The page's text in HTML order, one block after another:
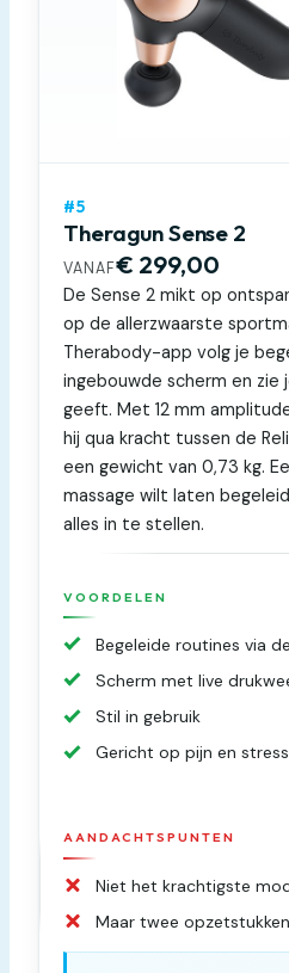
#5
Theragun Sense 2
VANAF€ 299,00
De Sense 2 mikt op
op de allerzwaarste
Therabody-app volg je
ingebouwde scherm en zie
geeft. Met 12 mm
hij qua kracht tussen de
een gewicht van 0,73 kg.
massage wilt laten
alles in te stellen.
VOORDELEN
Begeleide routines via
Scherm met live
Stil in gebruik
Gericht op pijn en stress
AANDACHTSPUNTEN
Niet het krachtigste
Maar twee opzetstukken